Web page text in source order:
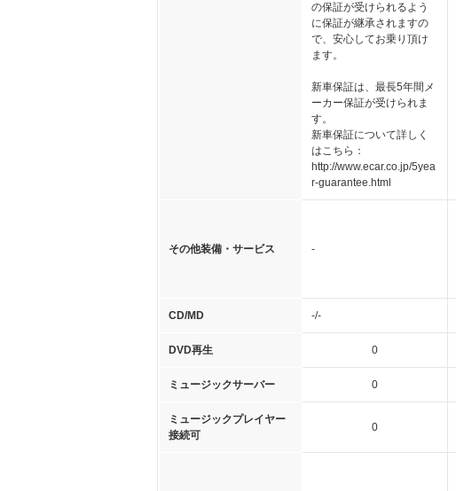
の保証が受けられるよう
に保証が継承されますの
で、安心してお乗り頂け
ます。
新車保証は、最長5年間メ
ーカー保証が受けられま
す。
新車保証について詳しく
はこちら：
http://www.ecar.co.jp/5yea
r-guarantee.html
その他装備・サービス -
CD/MD -/-
DVD再生 0
ミュージックサーバー 0
ミュージックプレイヤー
接続可
0